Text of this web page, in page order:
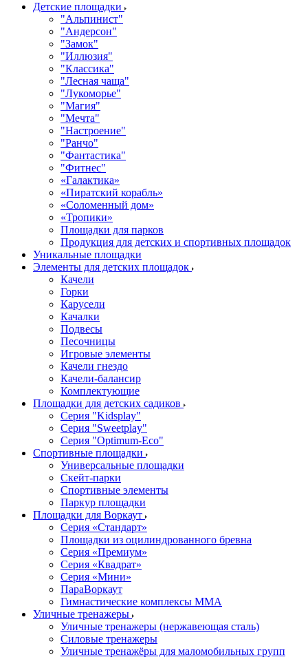
Детские площадки
"Альпинист"
"Андерсон"
"Замок"
"Иллюзия"
"Классика"
"Лесная чаща"
"Лукоморье"
"Магия"
"Мечта"
"Настроение"
"Ранчо"
"Фантастика"
"Фитнес"
«Галактика»
«Пиратский корабль»
«Соломенный дом»
«Тропики»
Площадки для парков
Продукция для детских и спортивных площадок
Уникальные площадки
Элементы для детских площадок
Качели
Горки
Карусели
Качалки
Подвесы
Песочницы
Игровые элементы
Качели гнездо
Качели-балансир
Комплектующие
Площадки для детских садиков
Серия "Kidsplay"
Серия "Sweetplay"
Серия "Оptimum-Еco"
Спортивные площадки
Универсальные площадки
Скейт-парки
Спортивные элементы
Паркур площадки
Площадки для Воркаут
Серия «Стандарт»
Площадки из оцилиндрованного бревна
Серия «Премиум»
Серия «Квадрат»
Серия «Мини»
ПараВоркаут
Гимнастические комплексы ММА
Уличные тренажеры
Уличные тренажеры (нержавеющая сталь)
Силовые тренажеры
Уличные тренажёры для маломобильных групп